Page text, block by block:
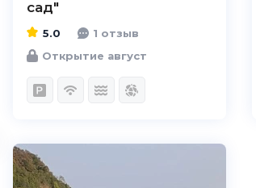
сад"
5.0
1 отзыв
Открытие август